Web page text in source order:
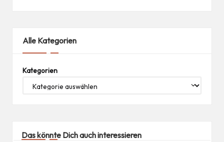
Alle Kategorien
Kategorien
Das könnte Dich auch interessieren